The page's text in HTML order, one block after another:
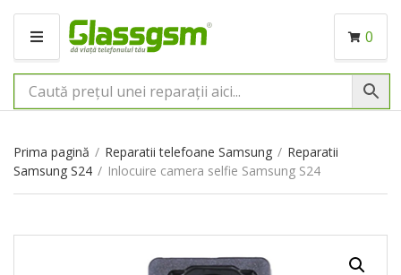
M
N
I
0
Prima pagină / Reparatii telefoane Samsung / Reparatii
Samsung S24 / Inlocuire camera selfie Samsung S24